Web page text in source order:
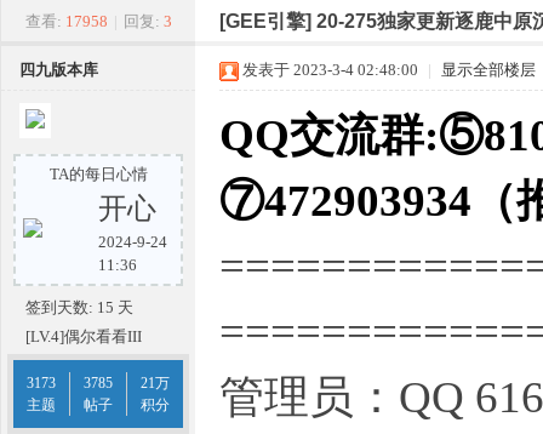
九
» ›
查看: 17958 | 回复: 3 [GEE引擎] 20-275独家更新逐鹿中原
四九版本库
TA的每日心情
开心
2024-9-24
11:36
签到天数: 15 天
[LV.4]偶尔看看III
3173
主题
3785
帖子
21万
积分
发表于 2023-3-4 02:48:00 | 显示全部楼层
QQ交流群
⑦472903934（
管理员：QQ